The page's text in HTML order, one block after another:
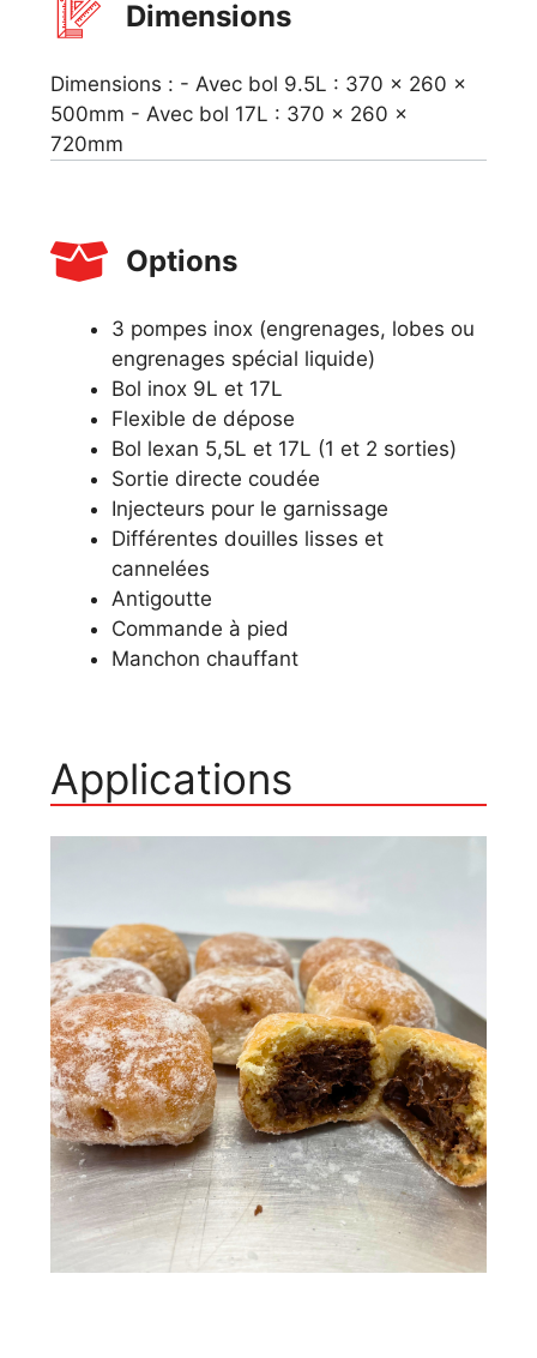
Dimensions
Dimensions : - Avec bol 9.5L : 370 x 260 x
500mm - Avec bol 17L : 370 x 260 x
720mm
Options
3 pompes inox (engrenages, lobes ou
engrenages spécial liquide)
Bol inox 9L et 17L
Flexible de dépose
Bol lexan 5,5L et 17L (1 et 2 sorties)
Sortie directe coudée
Injecteurs pour le garnissage
Différentes douilles lisses et
cannelées
Antigoutte
Commande à pied
Manchon chauffant
Applications